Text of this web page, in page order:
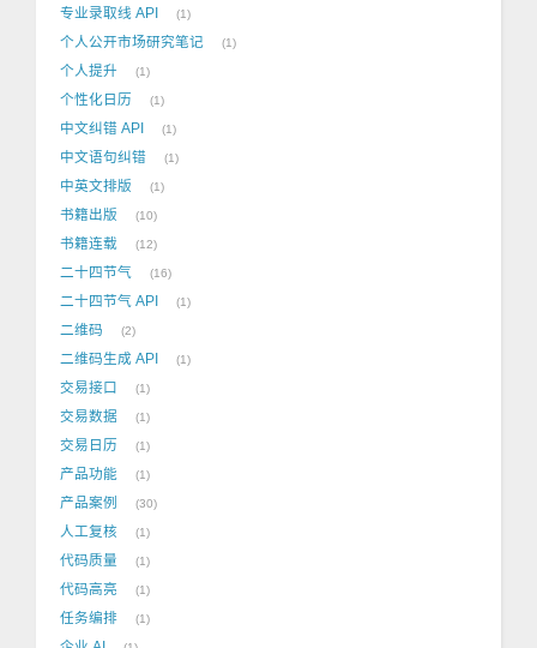
专业录取线 API 1
个人公开市场研究笔记 1
个人提升 1
个性化日历 1
中文纠错 API 1
中文语句纠错 1
中英文排版 1
书籍出版 10
书籍连载 12
二十四节气 16
二十四节气 API 1
二维码 2
二维码生成 API 1
交易接口 1
交易数据 1
交易日历 1
产品功能 1
产品案例 30
人工复核 1
代码质量 1
代码高亮 1
任务编排 1